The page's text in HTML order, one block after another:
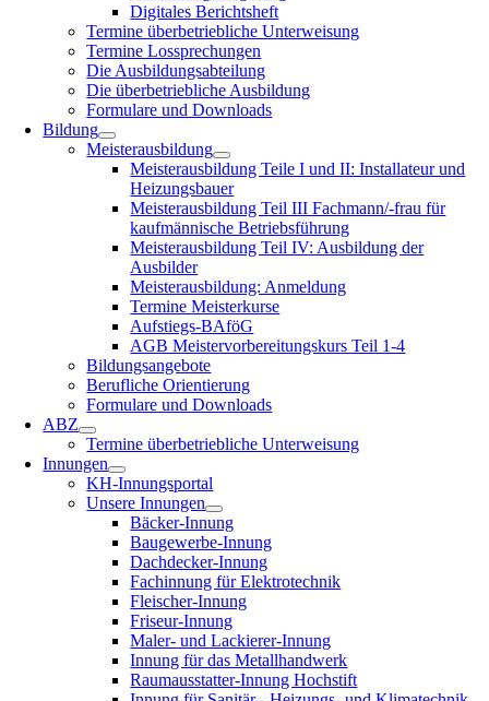
Digitales Berichtsheft
Termine überbetriebliche Unterweisung
Termine Lossprechungen
Die Ausbildungsabteilung
Die überbetriebliche Ausbildung
Formulare und Downloads
Bildung
Meisterausbildung
Meisterausbildung Teile I und II: Installateur und
Heizungsbauer
Meisterausbildung Teil III Fachmann/-frau für
kaufmännische Betriebsführung
Meisterausbildung Teil IV: Ausbildung der
Ausbilder
Meisterausbildung: Anmeldung
Termine Meisterkurse
Aufstiegs-BAföG
AGB Meistervorbereitungskurs Teil 1-4
Bildungsangebote
Berufliche Orientierung
Formulare und Downloads
ABZ
Termine überbetriebliche Unterweisung
Innungen
KH-Innungsportal
Unsere Innungen
Bäcker-Innung
Baugewerbe-Innung
Dachdecker-Innung
Fachinnung für Elektrotechnik
Fleischer-Innung
Friseur-Innung
Maler- und Lackierer-Innung
Innung für das Metallhandwerk
Raumausstatter-Innung Hochstift